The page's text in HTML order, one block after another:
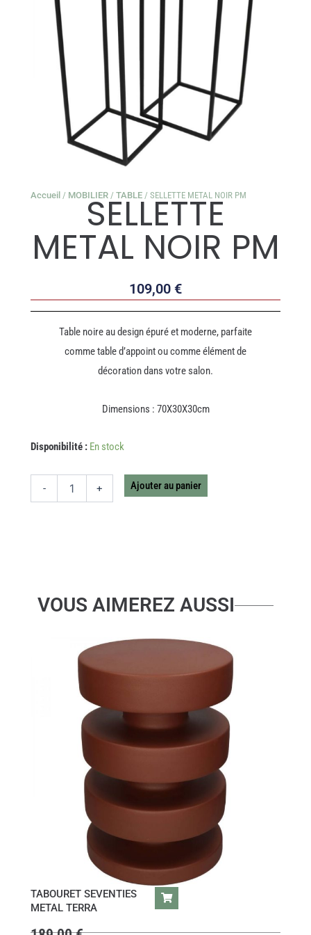
Accueil / MOBILIER /TABLE / SELLETTE METAL NOIR PM
SELLETTE
METAL NOIR PM
109,00 €
Table noire au design épuré et moderne, parfaite
comme table d’appoint ou comme élément de
décoration dans votre salon.
Dimensions : 70X30X30cm
Disponibilité : En stock
-
quantité
+ Ajouter au panier
VOUS AIMEREZ AUSSI
TABOURET SEVENTIES
METAL TERRA